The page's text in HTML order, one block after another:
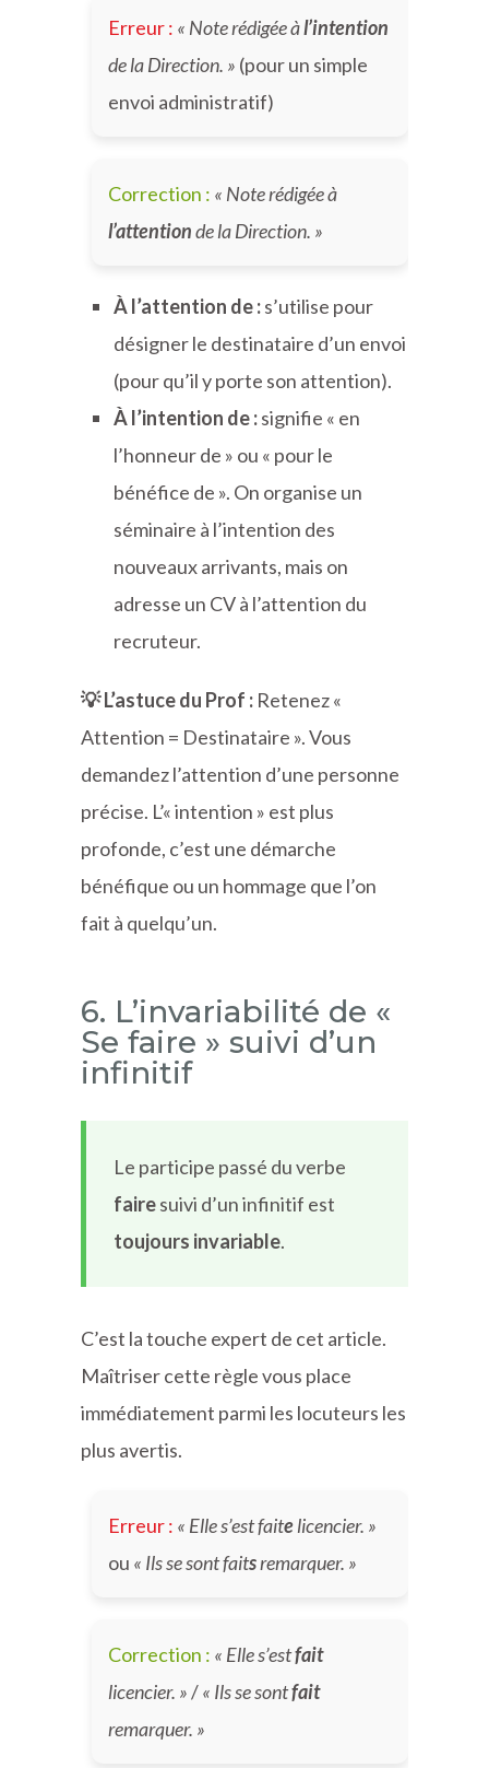
Erreur : « Note rédigée àl’intention
de la Direction. » (pour un simple
envoi administratif)
Correction : « Note rédigée à
l’attentionde la Direction. »
À l’attention de :s’utilise pour
désigner le destinataire d’un envoi
(pour qu’il y porte son attention).
À l’intention de :signifie « en
l’honneur de » ou « pour le
bénéfice de ». On organise un
séminaire à l’intention des
nouveaux arrivants, mais on
adresse un CV à l’attention du
recruteur.
💡 L’astuce du Prof : Retenez «
Attention = Destinataire ». Vous
demandez l’attention d’une personne
précise. L’« intention » est plus
profonde, c’est une démarche
bénéfique ou un hommage que l’on
fait à quelqu’un.
6. L’invariabilité de «
Se faire » suivi d’un
infinitif
Le participe passé du verbe
fairesuivi d’un infinitif est
toujours invariable.
C’est la touche expert de cet article.
Maîtriser cette règle vous place
immédiatement parmi les locuteurs les
plus avertis.
Erreur : « Elle s’est faitelicencier. »
ou « Ils se sont faitsremarquer. »
Correction : « Elle s’estfait
licencier. »/« Ils se sontfait
remarquer. »